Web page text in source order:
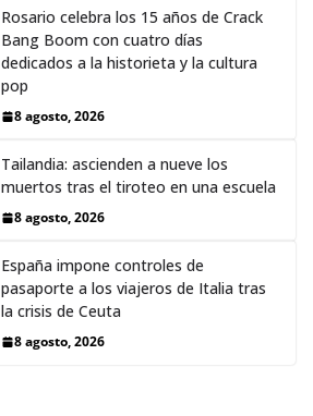
Rosario celebra los 15 años de Crack
Bang Boom con cuatro días
dedicados a la historieta y la cultura
pop
8 agosto, 2026
Tailandia: ascienden a nueve los
muertos tras el tiroteo en una escuela
8 agosto, 2026
España impone controles de
pasaporte a los viajeros de Italia tras
la crisis de Ceuta
8 agosto, 2026